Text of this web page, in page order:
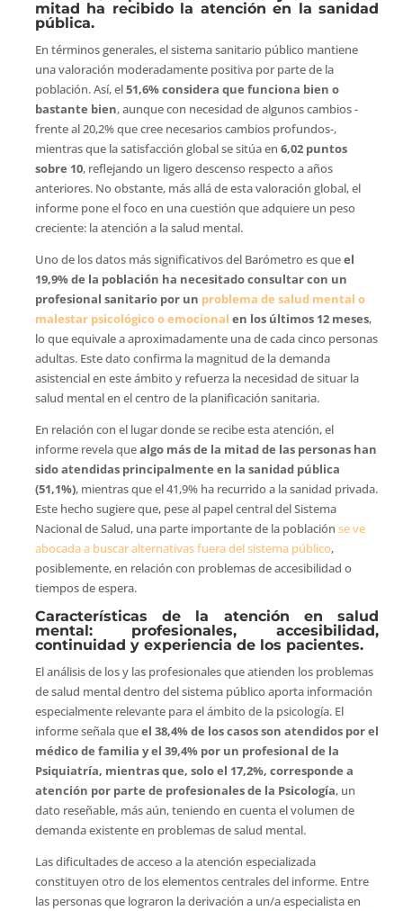
mitad ha recibido la atención en la sanidad
pública.
En términos generales, el sistema sanitario público mantiene
una valoración moderadamente positiva por parte de la
población. Así, el51,6% considera que funciona bien o
bastante bien, aunque con necesidad de algunos cambios -
frente al 20,2% que cree necesarios cambios profundos-,
mientras que la satisfacción global se sitúa en 6,02 puntos
sobre 10, reflejando un ligero descenso respecto a años
anteriores. No obstante, más allá de esta valoración global, el
informe pone el foco en una cuestión que adquiere un peso
creciente: la atención a la salud mental.
Uno de los datos más significativos del Barómetro es queel
19,9% de la población ha necesitado consultar con un
profesional sanitario por un problema de salud mental o
malestar psicológico o emocional en los últimos 12 meses,
lo que equivale a aproximadamente una de cada cinco personas
adultas. Este dato confirma la magnitud de la demanda
asistencial en este ámbito y refuerza la necesidad de situar la
salud mental en el centro de la planificación sanitaria.
En relación con el lugar donde se recibe esta atención, el
informe revela quealgo más de la mitad de las personas han
sido atendidas principalmente en la sanidad pública
(51,1%), mientras que el 41,9% ha recurrido a la sanidad privada.
Este hecho sugiere que, pese al papel central del Sistema
Nacional de Salud, una parte importante de la población se ve
abocada a buscar alternativas fuera del sistema público,
posiblemente, en relación con problemas de accesibilidad o
tiempos de espera.
Características de la atención en salud
mental: profesionales, accesibilidad,
continuidad y experiencia de los pacientes.
El análisis de los y las profesionales que atienden los problemas
de salud mental dentro del sistema público aporta información
especialmente relevante para el ámbito de la psicología. El
informe señala queel 38,4% de los casos son atendidos por el
médico de familia y el 39,4% por un profesional de la
Psiquiatría, mientras que, solo el 17,2%, corresponde a
atención por parte de profesionales de la Psicología, un
dato reseñable, más aún, teniendo en cuenta el volumen de
demanda existente en problemas de salud mental.
Las dificultades de acceso a la atención especializada
constituyen otro de los elementos centrales del informe. Entre
las personas que lograron la derivación a un/a especialista en